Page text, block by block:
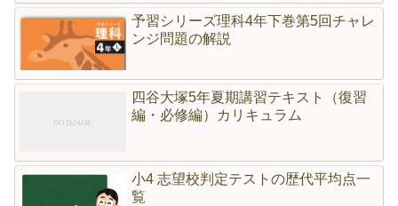
予習シリーズ理科4年下巻第5回チャレ
ンジ問題の解説
四谷大塚5年夏期講習テキスト（復習
編・必修編）カリキュラム
小4 志望校判定テストの歴代平均点一
覧